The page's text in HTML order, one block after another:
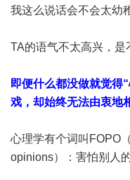
我这么说话会不会太幼
TA的语气不太高兴，是
即便什么都没做就觉得
戏，却始终无法由衷地
心理学有个词叫FOPO
opinions）：害怕别人